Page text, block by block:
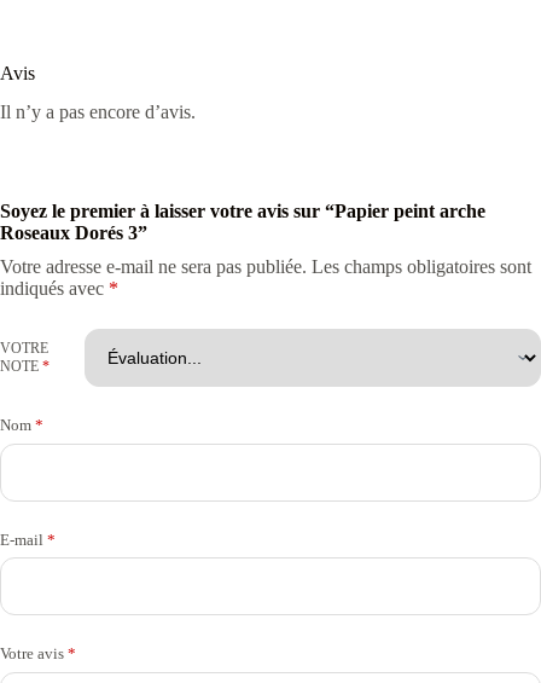
Avis
Il n’y a pas encore d’avis.
Soyez le premier à laisser votre avis sur “Papier peint arche
Roseaux Dorés 3”
Votre adresse e-mail ne sera pas publiée. Les champs obligatoires sont
indiqués avec *
VOTRE
NOTE *
Nom *
E-mail *
Votre avis *